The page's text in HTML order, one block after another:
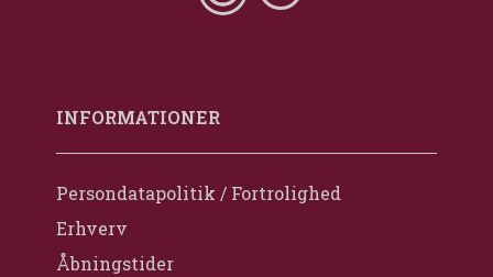
INFORMATIONER
Persondatapolitik / Fortrolighed
Erhverv
Åbningstider